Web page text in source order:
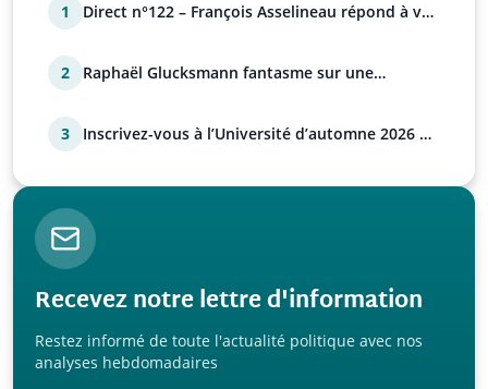
1
Direct n°122 – François Asselineau répond à vos
2
Raphaël Glucksmann fantasme sur une
3
Inscrivez-vous à l’Université d’automne 2026 de
Recevez notre lettre d'information
Restez informé de toute l'actualité politique avec nos
analyses hebdomadaires